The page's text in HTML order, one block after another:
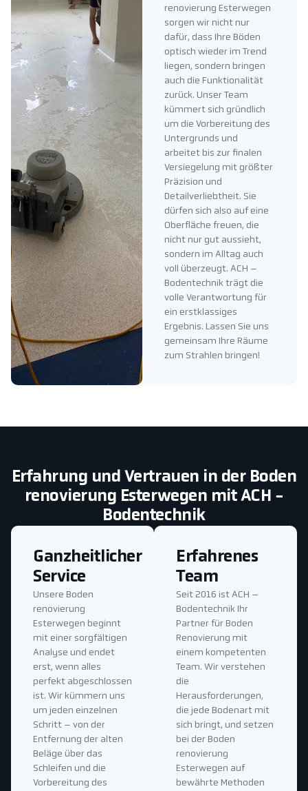
renovierung Esterwegen
sorgen wir nicht nur
dafür, dass Ihre Böden
optisch wieder im Trend
liegen, sondern bringen
auch die Funktionalität
zurück. Unser Team
kümmert sich gründlich
um die Vorbereitung des
Untergrunds und
arbeitet bis zur finalen
Versiegelung mit größter
Präzision und
Detailverliebtheit. Sie
dürfen sich also auf eine
Oberfläche freuen, die
nicht nur gut aussieht,
sondern im Alltag auch
voll überzeugt. ACH –
Bodentechnik trägt die
volle Verantwortung für
ein erstklassiges
Ergebnis. Lassen Sie uns
gemeinsam Ihre Räume
zum Strahlen bringen!
Erfahrung und Vertrauen in der Boden
renovierung Esterwegen mit ACH -
Bodentechnik
Erfahrenes
Team
Seit 2016 ist ACH –
Bodentechnik Ihr
Partner für Boden
Renovierung mit
einem kompetenten
Team. Wir verstehen
die
Herausforderungen,
die jede Bodenart mit
sich bringt, und setzen
bei der Boden
renovierung
Esterwegen auf
bewährte Methoden
Ganzheitlicher
Service
Unsere Boden
renovierung
Esterwegen beginnt
mit einer sorgfältigen
Analyse und endet
erst, wenn alles
perfekt abgeschlossen
ist. Wir kümmern uns
um jeden einzelnen
Schritt – von der
Entfernung der alten
Beläge über das
Schleifen und die
Vorbereitung des